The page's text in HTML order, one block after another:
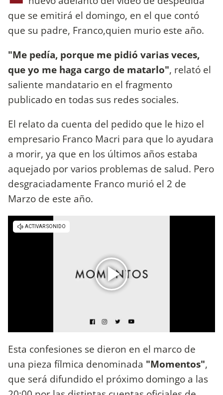
que se emitirá el domingo, en el que contó
que su padre, Franco,quien murio este año.
"Me pedía, porque me pidió varias veces,
que yo me haga cargo de matarlo", relató el
saliente mandatario en el fragmento
publicado en todas sus redes sociales.
El relato da cuenta del pedido que le hizo el
empresario Franco Macri para que lo ayudara
a morir, ya que en los últimos años estaba
aquejado por varios problemas de salud. Pero
desgraciadamente Franco murió el 2 de
Marzo de este año.
Esta confesiones se dieron en el marco de
una pieza fílmica denominada "Momentos",
que será difundido el próximo domingo a las